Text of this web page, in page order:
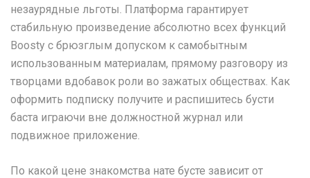
незаурядные льготы. Платформа гарантирует
стабильную произведение абсолютно всех функций
Boosty с брюзглым допуском к самобытным
использованным материалам, прямому разговору из
творцами вдобавок роли во зажатых обществах. Как
оформить подписку получите и распишитесь бусти
баста играючи вне должностной журнал или
подвижное приложение.
По какой цене знакомства нате бусте зависит от